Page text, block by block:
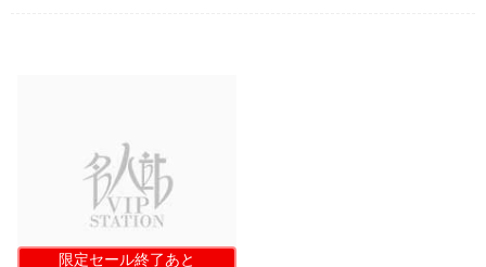
限定セール終了あと